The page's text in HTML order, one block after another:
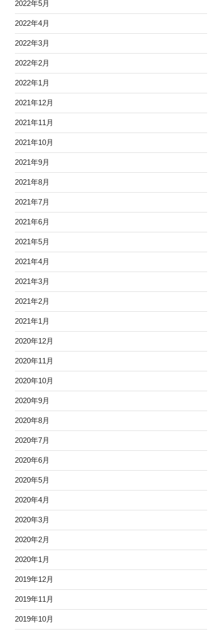
2022年5月
2022年4月
2022年3月
2022年2月
2022年1月
2021年12月
2021年11月
2021年10月
2021年9月
2021年8月
2021年7月
2021年6月
2021年5月
2021年4月
2021年3月
2021年2月
2021年1月
2020年12月
2020年11月
2020年10月
2020年9月
2020年8月
2020年7月
2020年6月
2020年5月
2020年4月
2020年3月
2020年2月
2020年1月
2019年12月
2019年11月
2019年10月